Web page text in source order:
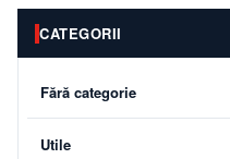
CATEGORII
Fără categorie
Utile